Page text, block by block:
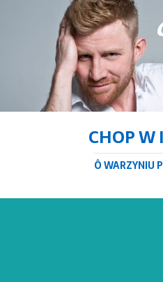
CHOP W
Ô WARZYNIU